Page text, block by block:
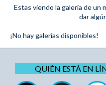
Estas viendo la galería de un
dar
¡No hay galerías disponibles!
QUIÉN ESTÁ EN